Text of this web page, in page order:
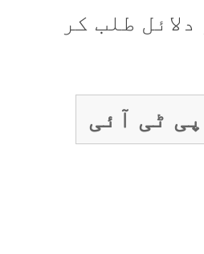
کو دلائل طلب کر
ٹی آئی